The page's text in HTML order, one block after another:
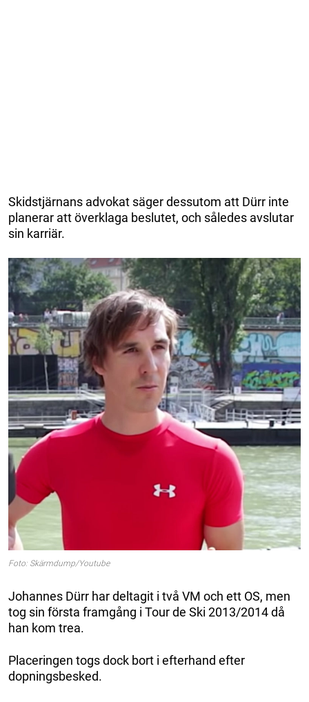
Skidstjärnans advokat säger dessutom att Dürr inte
planerar att överklaga beslutet, och således avslutar
sin karriär.
Foto: Skärmdump/Youtube
Johannes Dürr har deltagit i två VM och ett OS, men
tog sin första framgång i Tour de Ski 2013/2014 då
han kom trea.
Placeringen togs dock bort i efterhand efter
dopningsbesked.